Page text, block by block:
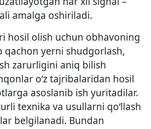
amalga oshiriladi.
hosil olish uchun ob­havoning
qachon yerni shudgorlash,
zarurligini aniq bilish
o‘z tajribalaridan hosil
asoslanib ish yuritadilar.
texnika va usullarni qo‘llash
belgilanadi. Bundan